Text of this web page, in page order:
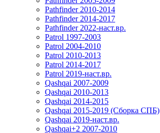
Pathfinder 2010-2014
Pathfinder 2014-2017
Pathfinder 2022-наст.вр.
Patrol 1997-2003
Patrol 2004-2010
Patrol 2010-2013
Patrol 2014-2017
Patrol 2019-наст.вр.
Qashqai 2007-2009
Qashqai 2010-2013
Qashqai 2014-2015
Qashqai 2015-2019 (Сборка СПБ)
Qashqai 2019-наст.вр.
Qashqai+2 2007-2010